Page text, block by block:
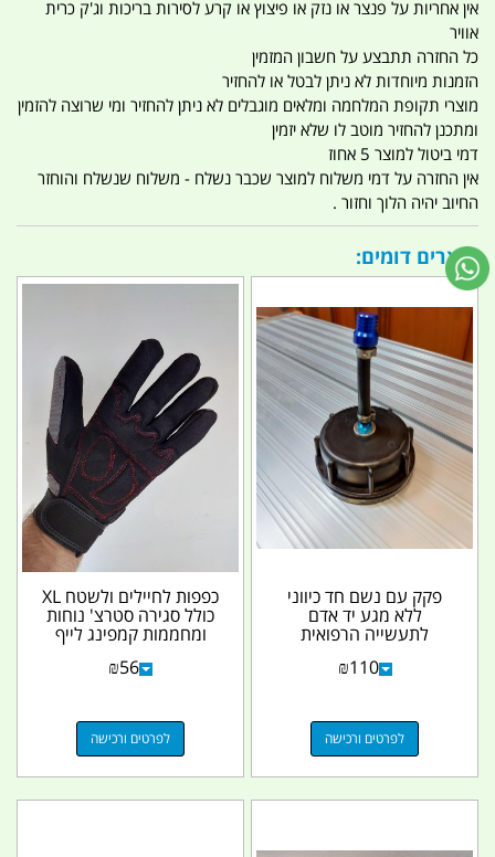
אין אחריות על פנצר או נזק או פיצוץ או קרע לסירות בריכות וג'ק כרית
אוויר
כל החזרה תתבצע על חשבון המזמין
הזמנות מיוחדות לא ניתן לבטל או להחזיר
מוצרי תקופת המלחמה ומלאים מוגבלים לא ניתן להחזיר ומי שרוצה להזמין
ומתכנן להחזיר מוטב לו שלא יזמין
דמי ביטול למוצר 5 אחוז
אין החזרה על דמי משלוח למוצר שכבר נשלח - משלוח שנשלח והוחזר
החיוב יהיה הלוך וחזור .
מוצרים דומים:
פקק עם נשם חד כיווני
ללא מגע יד אדם
לתעשייה הרפואית
קמפינג...
₪110
לפרטים ורכישה
כפפות לחיילים ולשטח XL
כולל סגירה סטרצ' נוחות
ומחממות קמפינג לייף
₪56
לפרטים ורכישה